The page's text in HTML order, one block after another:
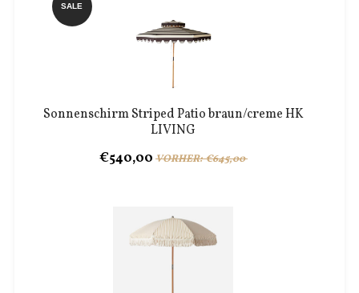
Sonnenschirm Striped Patio braun/creme HK
LIVING
SALE
€540,00 VORHER: €645,00